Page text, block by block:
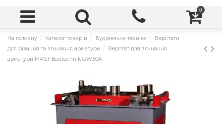
0
На головну Каталог товарів Будівельна техніка
Верстати
для різання та згинання арматури
Верстат для згинання
арматури MAST Bautechnik GW50A